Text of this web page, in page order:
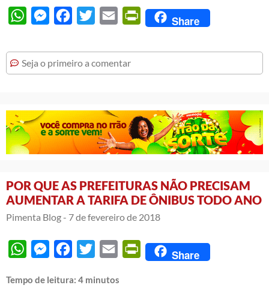
WhatsAppMessengerFacebook
Twitter Email PrintFriendly
Share
Seja o primeiro a comentar
POR QUE AS PREFEITURAS NÃO PRECISAM
AUMENTAR A TARIFA DE ÔNIBUS TODO ANO
Pimenta Blog - 7 de fevereiro de 2018
WhatsAppMessengerFacebook
Twitter Email PrintFriendly
Share
Tempo de leitura: 4 minutos